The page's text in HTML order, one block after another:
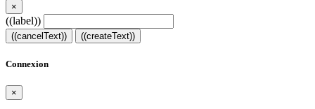
×
((label))
((cancelText)) ((createText))
Connexion
×